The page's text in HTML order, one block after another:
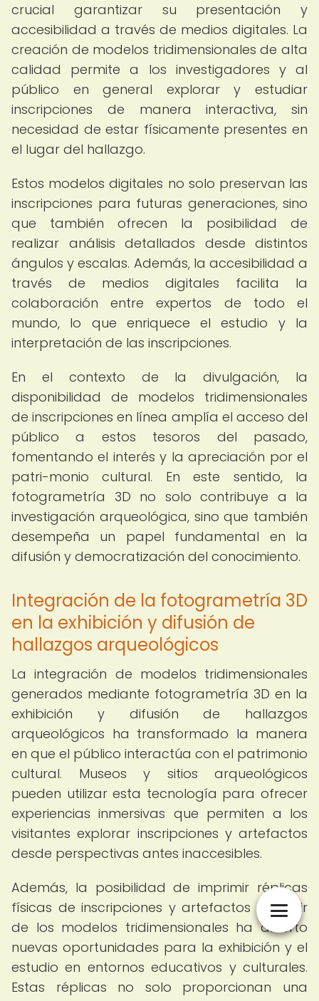
crucial garantizar su presentación y
accesibilidad a través de medios digitales. La
creación de modelos tridimensionales de alta
calidad permite a los investigadores y al
público en general explorar y estudiar
inscripciones de manera interactiva, sin
necesidad de estar físicamente presentes en
el lugar del hallazgo.
Estos modelos digitales no solo preservan las
inscripciones para futuras generaciones, sino
que también ofrecen la posibilidad de
realizar análisis detallados desde distintos
ángulos y escalas. Además, la accesibilidad a
través de medios digitales facilita la
colaboración entre expertos de todo el
mundo, lo que enriquece el estudio y la
interpretación de las inscripciones.
En el contexto de la divulgación, la
disponibilidad de modelos tridimensionales
de inscripciones en línea amplía el acceso del
público a estos tesoros del pasado,
fomentando el interés y la apreciación por el
patri-monio cultural. En este sentido, la
fotogrametría 3D no solo contribuye a la
investigación arqueológica, sino que también
desempeña un papel fundamental en la
difusión y democratización del conocimiento.
Integración de la fotogrametría 3D
en la exhibición y difusión de
hallazgos arqueológicos
La integración de modelos tridimensionales
generados mediante fotogrametría 3D en la
exhibición y difusión de hallazgos
arqueológicos ha transformado la manera
en que el público interactúa con el patrimonio
cultural. Museos y sitios arqueológicos
pueden utilizar esta tecnología para ofrecer
experiencias inmersivas que permiten a los
visitantes explorar inscripciones y artefactos
desde perspectivas antes inaccesibles.
Además, la posibilidad de imprimir réplicas
físicas de inscripciones y artefactos a partir
de los modelos tridimensionales ha abierto
nuevas oportunidades para la exhibición y el
estudio en entornos educativos y culturales.
Estas réplicas no solo proporcionan una